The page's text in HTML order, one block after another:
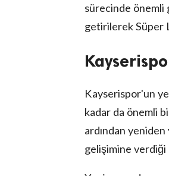
sürecinde önemli
getirilerek Süper
Kayserispor'un
kadar da önemli
ardından yeniden
gelişimine